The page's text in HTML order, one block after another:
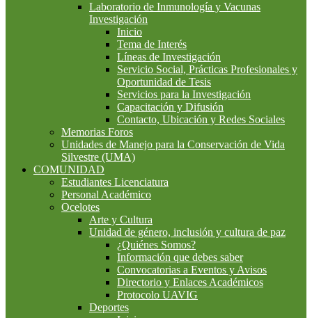
Laboratorio de Inmunología y Vacunas
Investigación
Inicio
Tema de Interés
Líneas de Investigación
Servicio Social, Prácticas Profesionales y
Oportunidad de Tesis
Servicios para la Investigación
Capacitación y Difusión
Contacto, Ubicación y Redes Sociales
Memorias Foros
Unidades de Manejo para la Conservación de Vida
Silvestre (UMA)
COMUNIDAD
Estudiantes Licenciatura
Personal Académico
Ocelotes
Arte y Cultura
Unidad de género, inclusión y cultura de paz
¿Quiénes Somos?
Información que debes saber
Convocatorias a Eventos y Avisos
Directorio y Enlaces Académicos
Protocolo UAVIG
Deportes